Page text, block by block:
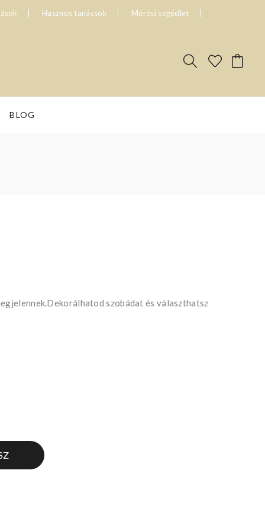
Hasznos tanácsok Mérési segédlet
BLOG
szobádat és választhatsz